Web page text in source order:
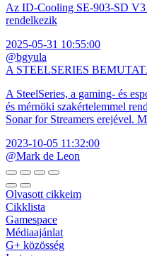
Az ID-Cooling SE-903-SD V3
rendelkezik
2025-05-31 10:55:00
@bgyula
A STEELSERIES
A SteelSeries, a gaming- és
és mérnöki szakértelemmel
Sonar for Streamers erejével.
2023-10-05 11:32:00
@Mark de Leon
Olvasott cikkeim
Cikklista
Gamespace
Médiaajánlat
G+ közösség